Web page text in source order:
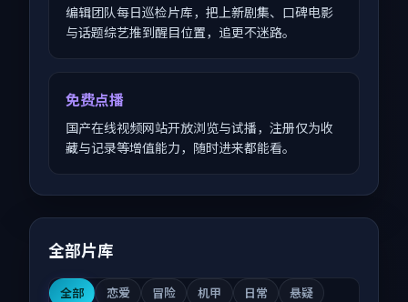
编辑团队每日巡检片库，把上新剧集、口碑电影
与话题综艺推到醒目位置，追更不迷路。
免费点播
国产在线视频网站开放浏览与试播，注册仅为收
藏与记录等增值能力，随时进来都能看。
全部片库
全部 恋爱 冒险 机甲 日常
悬疑